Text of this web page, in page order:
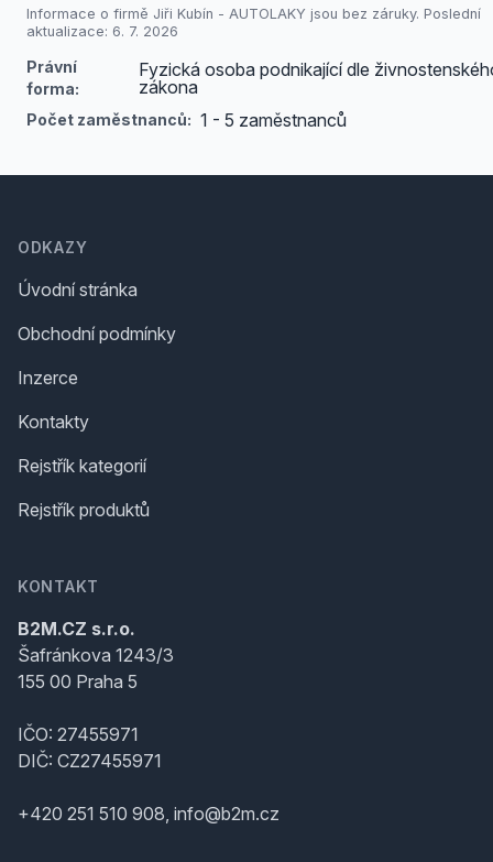
Informace o firmě Jiři Kubín - AUTOLAKY jsou bez záruky. Poslední
aktualizace: 6. 7. 2026
Právní
forma:
Fyzická osoba podnikající dle
zákona
Počet zaměstnanců: 1 - 5 zaměstnanců
ODKAZY
Úvodní stránka
Obchodní podmínky
Inzerce
Kontakty
Rejstřík kategorií
Rejstřík produktů
KONTAKT
B2M.CZ s.r.o.
Šafránkova 1243/3
155 00 Praha 5
IČO: 27455971
DIČ: CZ27455971
+420 251 510 908, info@b2m.cz